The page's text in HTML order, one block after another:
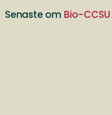
Senaste om Bio-CCSU